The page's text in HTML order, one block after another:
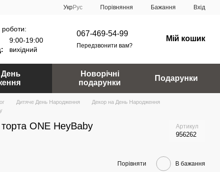
УкрРус Порівняння Бажання Вхід
роботи:
9:00-19:00
вихідний
067-469-54-99
Передзвонити вам?
Мій кошик
День
Новорічні
подарунки
Подарунки
Дитяче День Народження
Декор на День Народження
ONE HeyBaby Артикул
956262
Порівняти В бажання